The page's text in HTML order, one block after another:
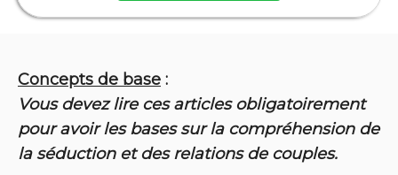
Concepts de base :
Vous devez lire ces articles obligatoirement
pour avoir les bases sur la compréhension de
la séduction et des relations de couples.